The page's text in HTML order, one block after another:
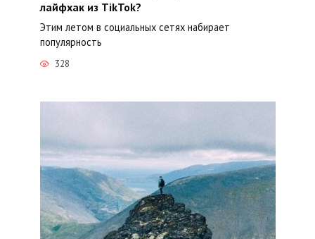
лайфхак из TikTok?
Этим летом в социальных сетях набирает
популярность
328